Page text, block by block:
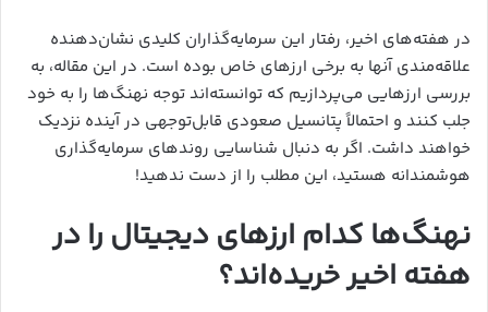
در هفته‌های اخیر، رفتار این سرمایه‌گذاران کلیدی نشان‌دهنده
علاقه‌مندی آنها به برخی ارزهای خاص بوده است. در این مقاله، به
بررسی ارزهایی می‌پردازیم که توانسته‌اند توجه نهنگ‌ها را به خود
جلب کنند و احتمالاً پتانسیل صعودی قابل‌توجهی در آینده نزدیک
خواهند داشت. اگر به دنبال شناسایی روندهای سرمایه‌گذاری
هوشمندانه هستید، این مطلب را از دست ندهید!
نهنگ‌ها کدام ارزهای دیجیتال را در
هفته اخیر خریده‌اند؟